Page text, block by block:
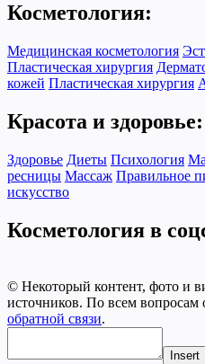
Косметология:
Медицинская косметология
Пластическая хирургия
кожей Пластическая хирургия
Красота и здоровье:
Здоровье Диеты Психология
ресницы Массаж Правильное
искусство
Косметология в
© Некоторый контент, фото и
источников. По всем вопросам
обратной связи.
Insert